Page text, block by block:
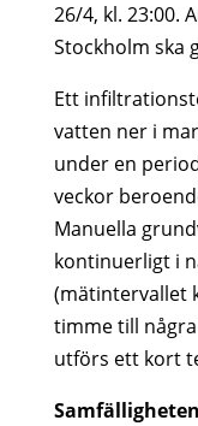
26/4, kl. 23:00.
Stockholm ska
Ett
vatten ner i
under en
veckor
Manuella
kontinuerligt i
(mätintervallet
timme till
utförs ett kort
Samfälligheten